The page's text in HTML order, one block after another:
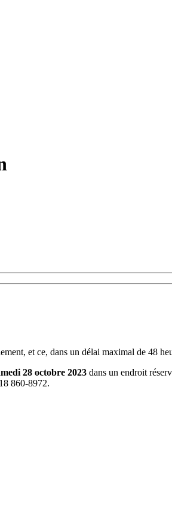
et ce, dans un délai maximal de 48
28 octobre 2023 dans un endroit
860-8972.